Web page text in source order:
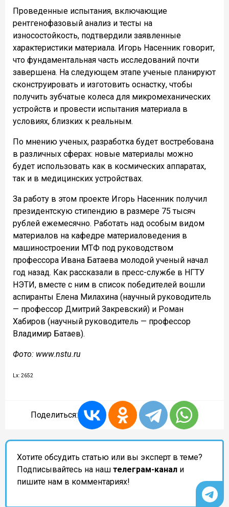
Проведенные испытания, включающие
рентгенофазовый анализ и тесты на
износостойкость, подтвердили заявленные
характеристики материала. Игорь Насенник говорит,
что фундаментальная часть исследований почти
завершена. На следующем этапе ученые планируют
сконструировать и изготовить оснастку, чтобы
получить зубчатые колеса для микромеханических
устройств и провести испытания материала в
условиях, близких к реальным.
По мнению ученых, разработка будет востребована
в различных сферах: новые материалы можно
будет использовать как в космических аппаратах,
так и в медицинских устройствах.
За работу в этом проекте Игорь Насенник получил
президентскую стипендию в размере 75 тысяч
рублей ежемесячно. Работать над особым видом
материалов на кафедре материаловедения в
машиностроении МТФ под руководством
профессора Ивана Батаева молодой ученый начал
год назад. Как рассказали в пресс-службе в НГТУ
НЭТИ, вместе с ним в список победителей вошли
аспиранты Елена Милахина (научный руководитель
— профессор Дмитрий Закревский) и Роман
Хабиров (научный руководитель — профессор
Владимир Батаев).
Фото: www.nstu.ru
Lx: 2652
Поделиться:
Хотите обсудить статью или вы эксперт в теме?
Подписывайтесь на наш телеграм-канал и
пишите нам в комментариях!